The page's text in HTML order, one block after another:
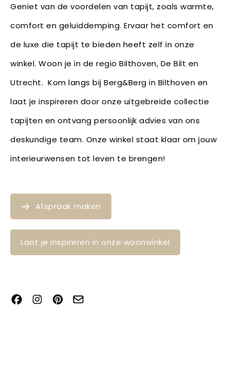
Geniet van de voordelen van tapijt, zoals warmte,
comfort en geluiddemping. Ervaar het comfort en
de luxe die tapijt te bieden heeft zelf in onze
winkel. Woon je in de regio Bilthoven, De Bilt en
Utrecht. Kom langs bij Berg&Berg in Bilthoven en
laat je inspireren door onze uitgebreide collectie
tapijten en ontvang persoonlijk advies van ons
deskundige team. Onze winkel staat klaar om jouw
interieurwensen tot leven te brengen!
Afspraak maken
Laat je inspireren in onze woonwinkel